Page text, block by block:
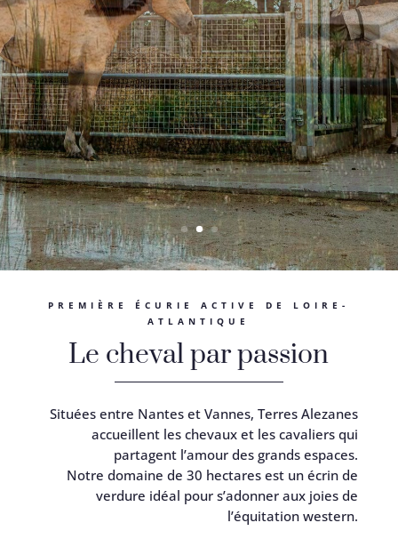
PREMIÈRE ÉCURIE ACTIVE DE LOIRE-
ATLANTIQUE
Le cheval par passion
Situées entre Nantes et Vannes, Terres Alezanes
accueillent les chevaux et les cavaliers qui
partagent l’amour des grands espaces.
Notre domaine de 30 hectares est un écrin de
verdure idéal pour s’adonner aux joies de
l’équitation western.